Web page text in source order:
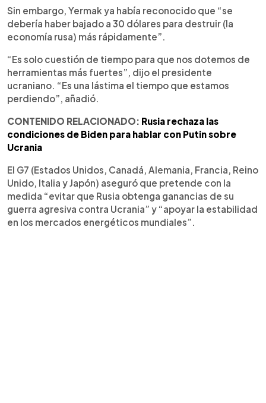
Sin embargo, Yermak ya había reconocido que “se
debería haber bajado a 30 dólares para destruir (la
economía rusa) más rápidamente”.
“Es solo cuestión de tiempo para que nos dotemos de
herramientas más fuertes”, dijo el presidente
ucraniano. “Es una lástima el tiempo que estamos
perdiendo”, añadió.
CONTENIDO RELACIONADO: Rusia rechaza las
condiciones de Biden para hablar con Putin sobre
Ucrania
El G7 (Estados Unidos, Canadá, Alemania, Francia, Reino
Unido, Italia y Japón) aseguró que pretende con la
medida “evitar que Rusia obtenga ganancias de su
guerra agresiva contra Ucrania” y “apoyar la estabilidad
en los mercados energéticos mundiales”.